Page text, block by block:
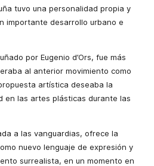
tuvo una personalidad propia y
importante desarrollo urbano e
por Eugenio d’Ors, fue más
al anterior movimiento como
artística deseaba la
en las artes plásticas durante las
a las vanguardias, ofrece la
nuevo lenguaje de expresión y
surrealista, en un momento en